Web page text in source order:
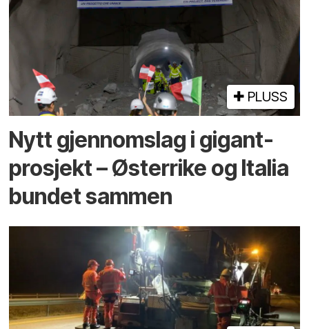
PLUSS
Nytt gjennomslag i gigant­
prosjekt – Østerrike og Italia
bundet sammen